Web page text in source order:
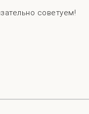
советуем!